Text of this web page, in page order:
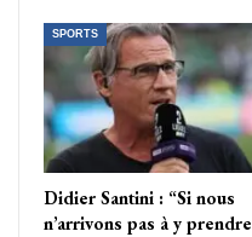
SPORTS
Didier Santini : “Si nous
n’arrivons pas à y prendre